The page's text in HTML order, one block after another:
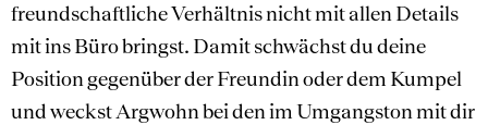
freundschaftliche Verhältnis nicht mit allen Details
mit ins Büro bringst. Damit schwächst du deine
Position gegenüber der Freundin oder dem Kumpel
und weckst Argwohn bei den im Umgangston mit dir